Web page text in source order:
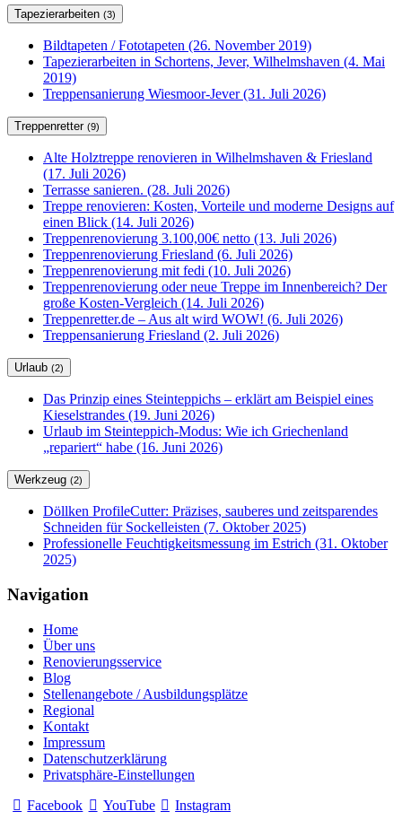
Tapezierarbeiten (3)
Bildtapeten / Fototapeten (26. November 2019)
Tapezierarbeiten in Schortens, Jever, Wilhelmshaven (4. Mai
2019)
Treppensanierung Wiesmoor-Jever (31. Juli 2026)
Treppenretter (9)
Alte Holztreppe renovieren in Wilhelmshaven & Friesland
(17. Juli 2026)
Terrasse sanieren. (28. Juli 2026)
Treppe renovieren: Kosten, Vorteile und moderne Designs auf
einen Blick (14. Juli 2026)
Treppenrenovierung 3.100,00€ netto (13. Juli 2026)
Treppenrenovierung Friesland (6. Juli 2026)
Treppenrenovierung mit fedi (10. Juli 2026)
Treppenrenovierung oder neue Treppe im Innenbereich? Der
große Kosten-Vergleich (14. Juli 2026)
Treppenretter.de – Aus alt wird WOW! (6. Juli 2026)
Treppensanierung Friesland (2. Juli 2026)
Urlaub (2)
Das Prinzip eines Steinteppichs – erklärt am Beispiel eines
Kieselstrandes (19. Juni 2026)
Urlaub im Steinteppich-Modus: Wie ich Griechenland
„repariert“ habe (16. Juni 2026)
Werkzeug (2)
Döllken ProfileCutter: Präzises, sauberes und zeitsparendes
Schneiden für Sockelleisten (7. Oktober 2025)
Professionelle Feuchtigkeitsmessung im Estrich (31. Oktober
2025)
Navigation
Home
Über uns
Renovierungsservice
Blog
Stellenangebote / Ausbildungsplätze
Regional
Kontakt
Impressum
Datenschutzerklärung
Privatsphäre-Einstellungen
Facebook
YouTube Instagram